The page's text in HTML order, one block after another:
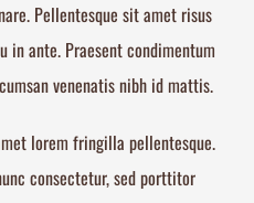
Pellentesque sit amet risus
in ante. Praesent condimentum
venenatis nibh id mattis.
lorem fringilla pellentesque.
consectetur, sed porttitor